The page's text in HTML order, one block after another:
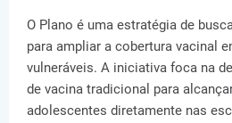
O Plano é uma estratégia de
para ampliar a cobertura vacinal
vulneráveis. A iniciativa foca na
de vacina tradicional para
adolescentes diretamente nas